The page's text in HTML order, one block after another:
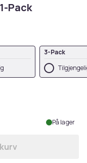
Pack
3-Pack
På lager
og